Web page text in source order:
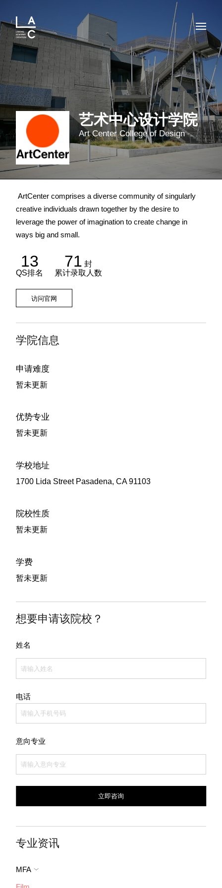
艺术中心设计学院
Art Center College of Design
ArtCenter comprises a diverse community of singularly
creative individuals drawn together by the desire to
leverage the power of imagination to create change in
ways big and small.
13
QS排名
71 封
累计录取人数
访问官网
学院信息
申请难度
暂未更新
优势专业
暂未更新
学校地址
1700 Lida Street Pasadena, CA 91103
院校性质
暂未更新
学费
暂未更新
想要申请该院校？
姓名
电话
意向专业
专业资讯
MFA